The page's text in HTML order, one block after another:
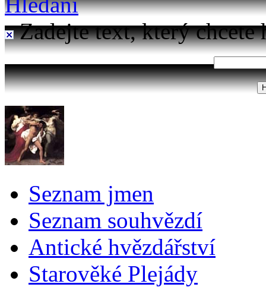
Zadejte text, který chcete
Seznam jmen
Seznam souhvězdí
Antické hvězdářství
Starověké Plejády